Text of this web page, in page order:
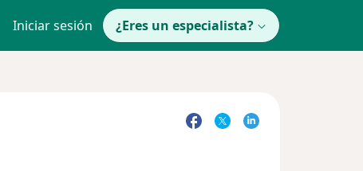
Iniciar sesión ¿Eres un especialista?